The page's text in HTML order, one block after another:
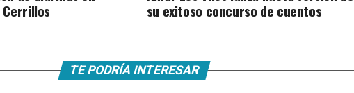
su exitoso concurso de cuentos
TE PODRÍA INTERESAR